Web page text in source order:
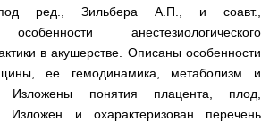
и неотложной помощи
под ред., Зильбера А.П., и соавт.,
анестезиологического
в акушерстве. Описаны особенности
ее гемодинамика, метаболизм и
Изложены понятия плацента, плод,
и охарактеризован перечень